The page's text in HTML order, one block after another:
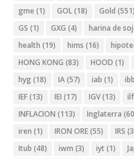
gme (1) GOL(18) Gold (551)
GS (1) GXG (4) harina de
health (19) hims (16)
HONG KONG (83) HOOD (1)
hyg (18) IA(57) iab (1) ibb
IEF(13) IEI (17) IGV(13) ilf
INFLACION (113) Inglaterra
iren (1) IRON ORE(55) IRS
Itub (48) iwm (3) iyt (1)